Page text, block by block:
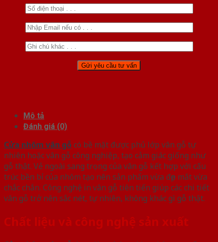
Mô tả
Đánh giá (0)
Cửa nhôm vân gỗcó bề mặt được phủ lớp vân gỗ tự
nhiên hoặc vân gỗ công nghiệp, tạo cảm giác giống như
gỗ thật. Vẻ ngoài sang trọng của vân gỗ kết hợp với cấu
trúc bền bỉ của nhôm tạo nên sản phẩm vừa đẹp mắt vừa
chắc chắn. Công nghệ in vân gỗ tiên tiến giúp các chi tiết
vân gỗ trở nên sắc nét, tự nhiên, không khác gì gỗ thật.
Chất liệu và công nghệ sản xuất